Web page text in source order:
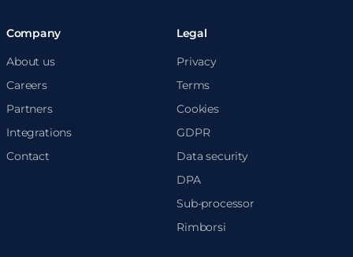
Company
About us
Careers
Partners
Integrations
Contact
Legal
Privacy
Terms
Cookies
GDPR
Data security
DPA
Sub-processor
Rimborsi